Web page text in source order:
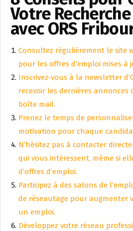
Votre
avec ORS
Consultez régulièrement le site
pour les offres d’emploi mises à
Inscrivez-vous à la newsletter
recevoir les dernières
boîte mail.
Prenez le temps de
motivation pour chaque
N’hésitez pas à contacter
qui vous intéressent, même si
d’offres d’emploi.
Participez à des salons de
de réseautage pour augmenter
un emploi.
Développez votre réseau